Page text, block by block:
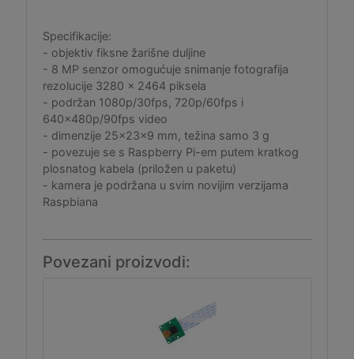
Specifikacije:
- objektiv fiksne žarišne duljine
- 8 MP senzor omogućuje snimanje fotografija
rezolucije 3280 x 2464 piksela
- podržan 1080p/30fps, 720p/60fps i
640x480p/90fps video
- dimenzije 25x23x9 mm, težina samo 3 g
- povezuje se s Raspberry Pi-em putem kratkog
plosnatog kabela (priložen u paketu)
- kamera je podržana u svim novijim verzijama
Raspbiana
Povezani proizvodi: